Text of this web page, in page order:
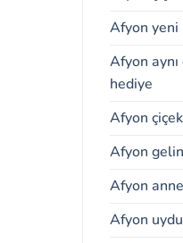
Afyon yeni
Afyon
hediye
Afyon
Afyon
Afyon
Afyon